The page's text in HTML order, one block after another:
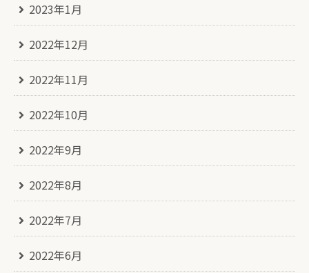
2023年1月
2022年12月
2022年11月
2022年10月
2022年9月
2022年8月
2022年7月
2022年6月